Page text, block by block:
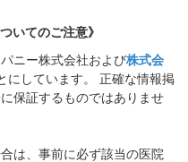
いてのご注意》
ニー株式会社および株式会
にしています。 正確な情報掲
保証するものではありませ
は、事前に必ず該当の医院